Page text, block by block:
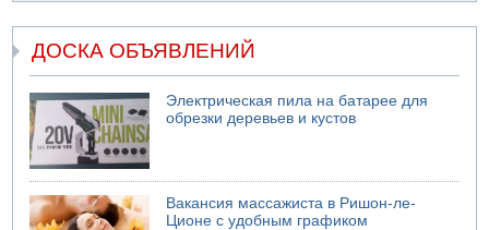
ДОСКА ОБЪЯВЛЕНИЙ
Электрическая пила на батарее для
обрезки деревьев и кустов
Вакансия массажиста в Ришон-ле-
Ционе с удобным графиком